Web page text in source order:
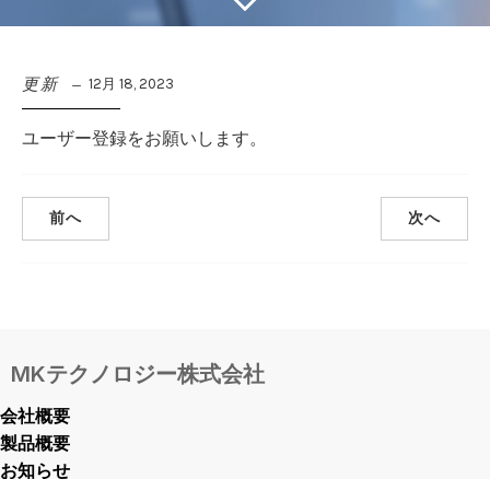
更新 12月 18, 2023
ユーザー登録をお願いします。
前へ 次へ
MKテクノロジー株式会社
会社概要
製品概要
お知らせ